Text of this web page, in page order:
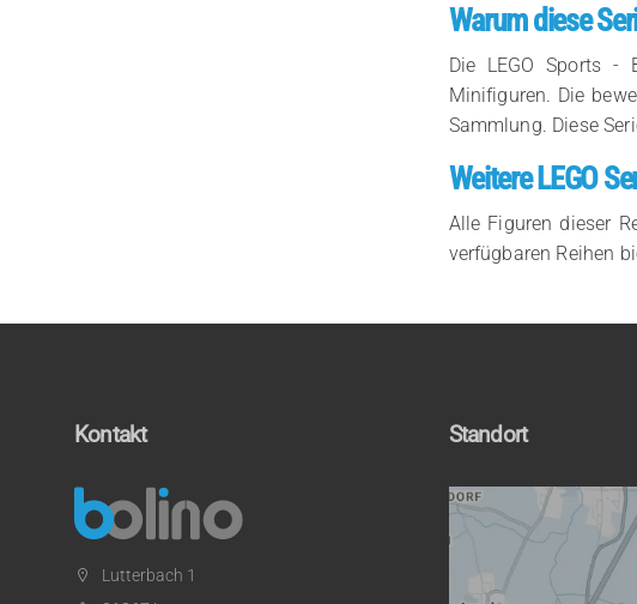
Warum diese
Die LEGO Sports -
Minifiguren. Die
Sammlung. Diese
Weitere LEGO
Alle Figuren dieser
verfügbaren Reihen
Kontakt
Lutterbach 1
Standort